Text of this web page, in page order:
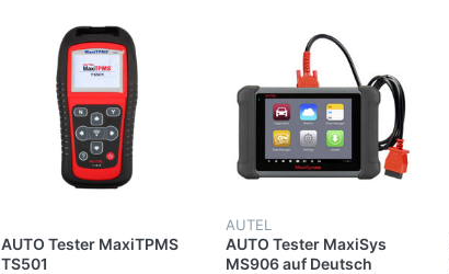
AUTO Tester MaxiTPMS
TS501
AUTEL
AUTO Tester MaxiSys
MS906 auf Deutsch